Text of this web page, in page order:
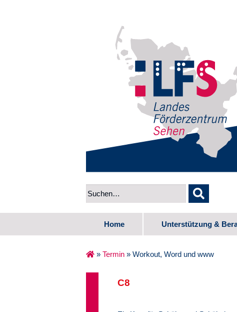
Home Unterstützung &
» Termin » Workout, Word und www
C8